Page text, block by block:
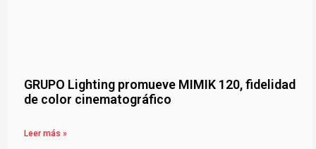
GRUPO Lighting promueve MIMIK 120, fidelidad
de color cinematográfico
Leer más »